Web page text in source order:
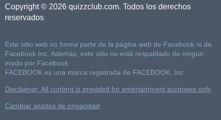
Copyright © 2026 quizzclub.com. Todos los derechos
reservados
Este sitio web no forma parte de la página web de Facebook ni de
Facebook Inc. Además, este sitio no está respaldado de ningún
modo por Facebook.
FACEBOOK es una marca registrada de FACEBOOK, Inc.
Disclaimer: All content is provided for entertainment purposes only
Cambiar ajustes de privacidad